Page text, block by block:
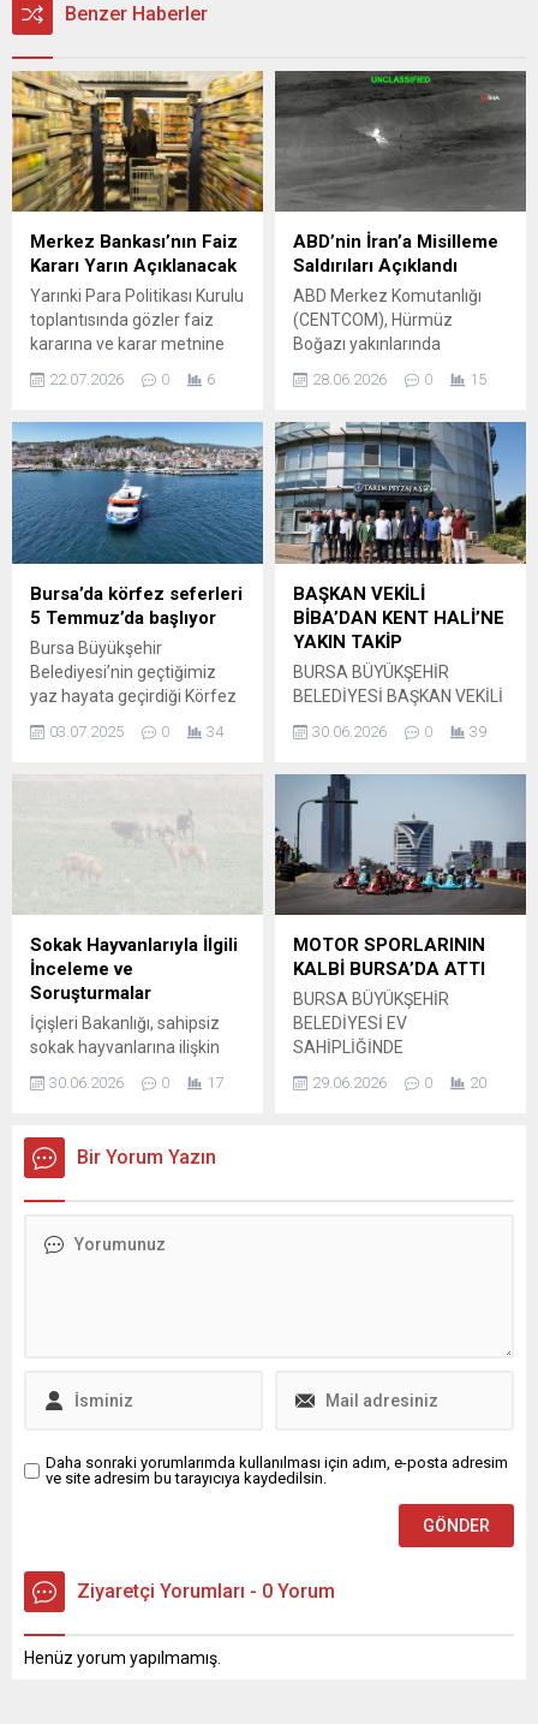
Benzer Haberler
Merkez Bankası’nın Faiz
Kararı Yarın Açıklanacak
Yarınki Para Politikası Kurulu
toplantısında gözler faiz
kararına ve karar metnine
çevrildi. Banka, bir önceki
toplantıda politika faizini
vadeli repo faizini %37’de
sabit tutmuştu. Toplantı
Fatih Karahan başkanlığında
gerçekleştirilecek ve karar
saat 14.00’te kamuoyuyla
paylaşılacak. Hem faiz oranı
hem de metinde yer alacak
mesajlar piyasalarda
22.07.2026 0 6
ABD’nin İran’a Misilleme
Saldırıları Açıklandı
ABD Merkez Komutanlığı
(CENTCOM), Hürmüz
Boğazı yakınlarında
yaşanan olaylara ilişkin yeni
bir operasyon duyurdu.
öne sürülen M/T Kiku
gemisine düzenlenen
insansız hava aracı
saldırısına karşılık verdiğini
bildirdi. Açıklamaya göre,
operasyon kapsamında
Hürmüz Boğazı ve
çevresindeki İranlı askeri
tesislerden 10 hedefe
Harekatlar, ABD Hava
Kuvvetleri...
28.06.2026 0 15
Bursa’da körfez seferleri
5 Temmuz’da başlıyor
Bursa Büyükşehir
Belediyesi’nin geçtiğimiz
yaz hayata geçirdiği Körfez
Cumartesi günü
yolcu kapasiteli modern
yolcu gemisiyle yapılacak
olan seferler, her hafta
Cuma, Cumartesi ve Pazar
günleri gerçekleştirilecek.
Deniz ve göllere toplam 277
kilometre kıyısı bulunan
Bursa’nın sahil kenti
özelliğini öne çıkartmak ve...
03.07.2025 0 34
BAŞKAN VEKİLİ
BİBA’DAN KENT HALİ’NE
YAKIN TAKİP
BURSA BÜYÜKŞEHİR
BELEDİYESİ BAŞKAN VEKİLİ
ESNAFIYLA BİR ARAYA
YÖNETİMİYLE
İSTİŞARELERDE BULUNAN
BİBA, TARIM PEYZAJ AŞ
YÖNETİM KURULU İLE DE
GÖRÜŞTÜ. Bursa Büyükşehir
Belediyesi Başkan Vekili
Şahin Biba, Bursa Hikmet
Şahin Kent Hali esnafı ve
etti. Başkan Vekili Şahin
Biba’ya, Büyükşehir
Belediyesi...
30.06.2026 0 39
Sokak Hayvanlarıyla İlgili
İnceleme ve
Soruşturmalar
İçişleri Bakanlığı, sahipsiz
sokak hayvanlarına ilişkin
olaylara dair yürütülen
süreçler hakkında
Yapılan açıklamada,
vatandaşların can
hükümlerinin
saldırısında ağır yaralanması
30.06.2026 0 17
MOTOR SPORLARININ
KALBİ BURSA’DA ATTI
BURSA BÜYÜKŞEHİR
BELEDİYESİ EV
SAHİPLİĞİNDE
GERÇEKLEŞTİRİLEN MOTUL
2026 TÜRKİYE KARTİNG
yarışları, Bursa Motor
29.06.2026 0 20
Bir Yorum Yazın
Daha sonraki yorumlarımda kullanılması için adım, e-posta adresim
ve site adresim bu tarayıcıya kaydedilsin.
Ziyaretçi Yorumları - 0 Yorum
Henüz yorum yapılmamış.